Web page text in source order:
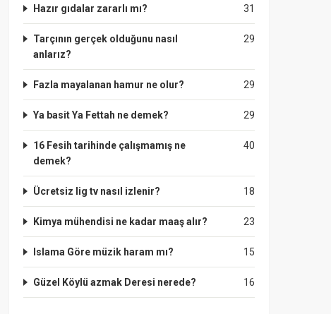
31
Hazır gıdalar zararlı mı?
29
Tarçının gerçek olduğunu nasıl
anlarız?
29
Fazla mayalanan hamur ne olur?
29
Ya basit Ya Fettah ne demek?
40
16 Fesih tarihinde çalışmamış ne
demek?
18
Ücretsiz lig tv nasıl izlenir?
23
Kimya mühendisi ne kadar maaş alır?
15
Islama Göre müzik haram mı?
16
Güzel Köylü azmak Deresi nerede?